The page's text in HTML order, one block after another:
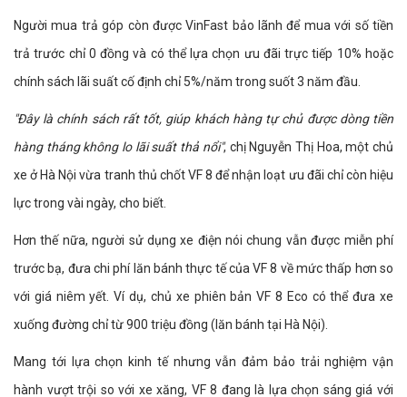
Người mua trả góp còn được VinFast bảo lãnh để mua với số tiền
trả trước chỉ 0 đồng và có thể lựa chọn ưu đãi trực tiếp 10% hoặc
chính sách lãi suất cố định chỉ 5%/năm trong suốt 3 năm đầu.
"Đây là chính sách rất tốt, giúp khách hàng tự chủ được dòng tiền
hàng tháng không lo lãi suất thả nổi", chị Nguyễn Thị Hoa, một chủ
xe ở Hà Nội vừa tranh thủ chốt VF 8 để nhận loạt ưu đãi chỉ còn hiệu
lực trong vài ngày, cho biết.
Hơn thế nữa, người sử dụng xe điện nói chung vẫn được miễn phí
trước bạ, đưa chi phí lăn bánh thực tế của VF 8 về mức thấp hơn so
với giá niêm yết. Ví dụ, chủ xe phiên bản VF 8 Eco có thể đưa xe
xuống đường chỉ từ 900 triệu đồng (lăn bánh tại Hà Nội).
Mang tới lựa chọn kinh tế nhưng vẫn đảm bảo trải nghiệm vận
hành vượt trội so với xe xăng, VF 8 đang là lựa chọn sáng giá với